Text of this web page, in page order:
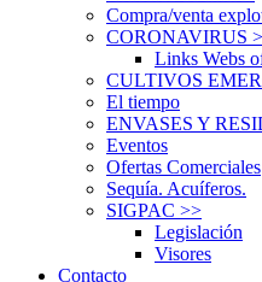
Compra/venta
CORONAVIRUS
Links Webs
CULTIVOS
El tiempo
ENVASES Y
Eventos
Ofertas Comerciales
Sequía. Acuíferos.
SIGPAC >>
Legislación
Visores
Contacto